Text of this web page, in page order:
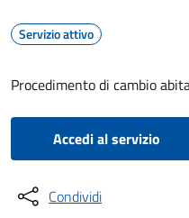
Servizio attivo
Procedimento di cambio
Accedi al servizio
Condividi